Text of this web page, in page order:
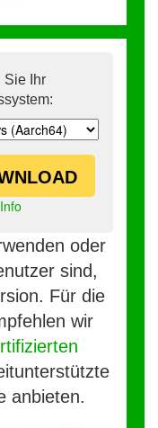
Sie Ihr
Info
oder
sind,
Für die
wir
anbieten.